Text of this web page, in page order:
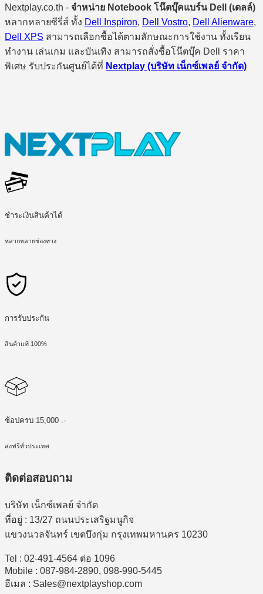
Nextplay.co.th - จำหน่าย Notebook โน๊ตบุ๊คแบร์น Dell (เดลล์)
หลากหลายซีรี่ส์ ทั้ง Dell Inspiron, Dell Vostro, Dell Alienware,
Dell XPS สามารถเลือกซื้อได้ตามลักษณะการใช้งาน ทั้งเรียน
ทำงาน เล่นเกม และบันเทิง สามารถสั่งซื้อโน๊ตบุ๊ค Dell ราคา
พิเศษ รับประกันศูนย์ได้ที่ Nextplay (บริษัท เน็กซ์เพลย์ จำกัด)
ชำระเงินสินค้าได้
หลากหลายช่องทาง
การรับประกัน
สินค้าแท้ 100%
ช้อปครบ 15,000 .-
ส่งฟรีทั่วประเทศ
ติดต่อสอบถาม
บริษัท เน็กซ์เพลย์ จำกัด
ที่อยู่ : 13/27 ถนนประเสริฐมนูกิจ
แขวงนวลจันทร์ เขตบึงกุ่ม กรุงเทพมหานคร 10230
Tel : 02-491-4564 ต่อ 1096
Mobile : 087-984-2890, 098-990-5445
อีเมล : Sales@nextplayshop.com